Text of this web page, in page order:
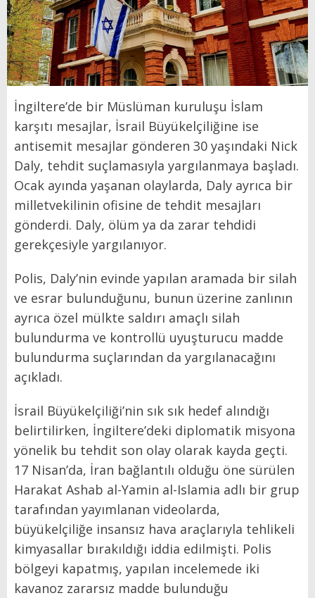
İngiltere’de bir Müslüman kuruluşu İslam
karşıtı mesajlar, İsrail Büyükelçiliğine ise
antisemit mesajlar gönderen 30 yaşındaki Nick
Daly, tehdit suçlamasıyla yargılanmaya başladı.
Ocak ayında yaşanan olaylarda, Daly ayrıca bir
milletvekilinin ofisine de tehdit mesajları
gönderdi. Daly, ölüm ya da zarar tehdidi
gerekçesiyle yargılanıyor.
Polis, Daly’nin evinde yapılan aramada bir silah
ve esrar bulunduğunu, bunun üzerine zanlının
ayrıca özel mülkte saldırı amaçlı silah
bulundurma ve kontrollü uyuşturucu madde
bulundurma suçlarından da yargılanacağını
açıkladı.
İsrail Büyükelçiliği’nin sık sık hedef alındığı
belirtilirken, İngiltere’deki diplomatik misyona
yönelik bu tehdit son olay olarak kayda geçti.
17 Nisan’da, İran bağlantılı olduğu öne sürülen
Harakat Ashab al-Yamin al-Islamia adlı bir grup
tarafından yayımlanan videolarda,
büyükelçiliğe insansız hava araçlarıyla tehlikeli
kimyasallar bırakıldığı iddia edilmişti. Polis
bölgeyi kapatmış, yapılan incelemede iki
kavanoz zararsız madde bulunduğu